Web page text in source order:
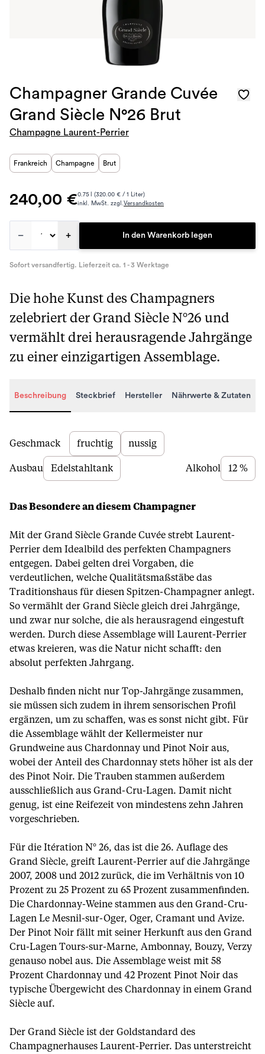
Champagner Grande Cuvée
Grand Siècle N°26 Brut
Champagne Laurent-Perrier
Frankreich Champagne Brut
240,00 €0.75 l (320.00 € / 1 Liter)
inkl. MwSt. zzgl.Versandkosten
– + In den Warenkorb legen
Sofort versandfertig. Lieferzeit ca. 1 - 3 Werktage
Die hohe Kunst des Champagners
zelebriert der Grand Siècle N°26 und
vermählt drei herausragende Jahrgänge
zu einer einzigartigen Assemblage.
Beschreibung Steckbrief Hersteller Nährwerte & Zutaten
Beschreibung
Geschmack fruchtig nussig
Ausbau Edelstahltank Alkohol 12 %
Das Besondere an diesem Champagner
Mit der Grand Siècle Grande Cuvée strebt Laurent-
Perrier dem Idealbild des perfekten Champagners
entgegen. Dabei gelten drei Vorgaben, die
verdeutlichen, welche Qualitätsmaßstäbe das
Traditionshaus für diesen Spitzen-Champagner anlegt.
So vermählt der Grand Siècle gleich drei Jahrgänge,
und zwar nur solche, die als herausragend eingestuft
werden. Durch diese Assemblage will Laurent-Perrier
etwas kreieren, was die Natur nicht schafft: den
absolut perfekten Jahrgang.
Deshalb finden nicht nur Top-Jahrgänge zusammen,
sie müssen sich zudem in ihrem sensorischen Profil
ergänzen, um zu schaffen, was es sonst nicht gibt. Für
die Assemblage wählt der Kellermeister nur
Grundweine aus Chardonnay und Pinot Noir aus,
wobei der Anteil des Chardonnay stets höher ist als der
des Pinot Noir. Die Trauben stammen außerdem
ausschließlich aus Grand-Cru-Lagen. Damit nicht
genug, ist eine Reifezeit von mindestens zehn Jahren
vorgeschrieben.
Für die Itération N° 26, das ist die 26. Auflage des
Grand Siècle, greift Laurent-Perrier auf die Jahrgänge
2007, 2008 und 2012 zurück, die im Verhältnis von 10
Prozent zu 25 Prozent zu 65 Prozent zusammenfinden.
Die Chardonnay-Weine stammen aus den Grand-Cru-
Lagen Le Mesnil-sur-Oger, Oger, Cramant und Avize.
Der Pinot Noir fällt mit seiner Herkunft aus den Grand
Cru-Lagen Tours-sur-Marne, Ambonnay, Bouzy, Verzy
genauso nobel aus. Die Assemblage weist mit 58
Prozent Chardonnay und 42 Prozent Pinot Noir das
typische Übergewicht des Chardonnay in einem Grand
Siècle auf.
Der Grand Siècle ist der Goldstandard des
Champagnerhauses Laurent-Perrier. Das unterstreicht